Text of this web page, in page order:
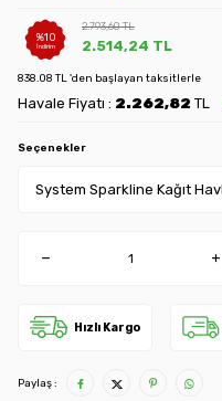
%10
İndirim
2.793,60TL
2.514,24 TL
838.08 TL 'den başlayan taksitlerle
Havale Fiyatı : 2.262,82 TL
Seçenekler
Hızlı Kargo
Paylaş :